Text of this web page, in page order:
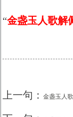
“金盏玉人歌解
上一句： 金盏玉人